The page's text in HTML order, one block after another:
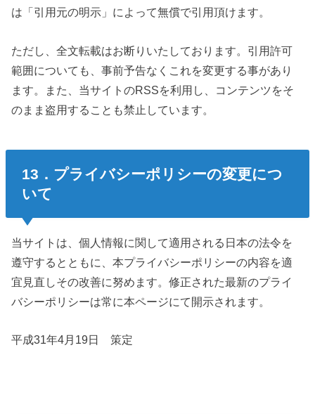
は「引用元の明示」によって無償で引用頂けます。
ただし、全文転載はお断りいたしております。引用許可
範囲についても、事前予告なくこれを変更する事があり
ます。また、当サイトのRSSを利用し、コンテンツをそ
のまま盗用することも禁止しています。
13．プライバシーポリシーの変更につ
いて
当サイトは、個人情報に関して適用される日本の法令を
遵守するとともに、本プライバシーポリシーの内容を適
宜見直しその改善に努めます。修正された最新のプライ
バシーポリシーは常に本ページにて開示されます。
平成31年4月19日 策定